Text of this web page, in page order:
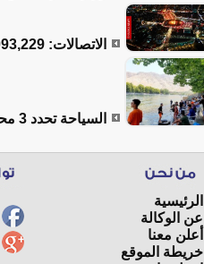
الاتصالات: 4,093,229 إجمالي المكالمات الدولية الواردة إلى العراق خلال الزيارة الأربعينية
السياحة تحدد 3 محاور لتطوير القطاع واستقطاب 10 ملايين سائح
الرئيسية
عن الوكالة
أعلن معنا
خريطة الموقع